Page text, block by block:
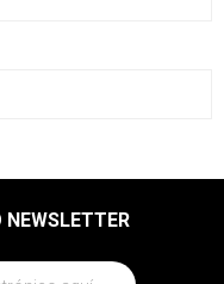
NEWSLETTER